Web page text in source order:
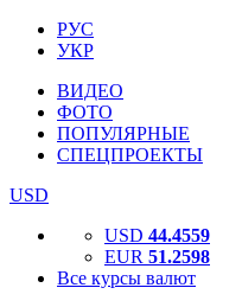
РУС
УКР
ВИДЕО
ФОТО
ПОПУЛЯРНЫЕ
СПЕЦПРОЕКТЫ
USD
USD 44.4559
EUR 51.2598
Все курсы валют